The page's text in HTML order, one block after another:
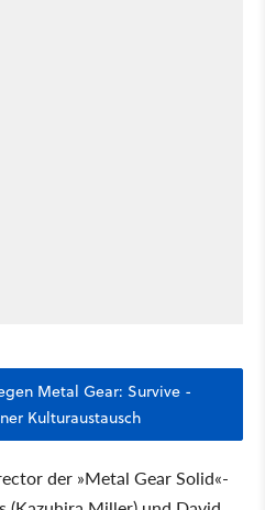
Metal Gear: Survive -
Kulturaustausch
der »Metal Gear Solid«-